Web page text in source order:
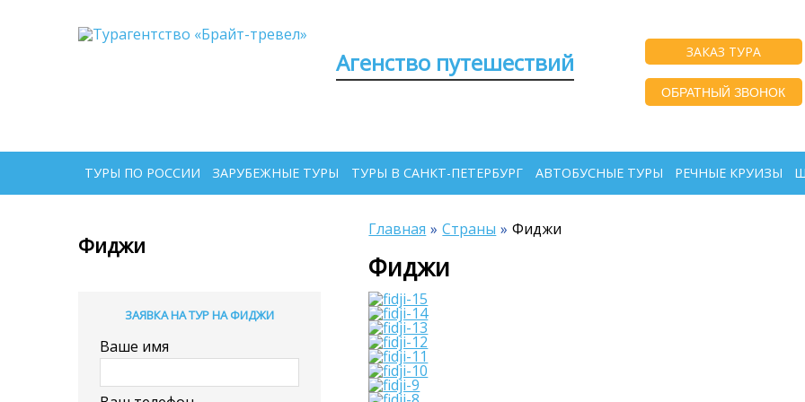
Агенство путешествий ЗАКАЗ ТУРА
ОБРАТНЫЙ ЗВОНОК
ТУРЫ ПО РОССИИ ЗАРУБЕЖНЫЕ ТУРЫ ТУРЫ В САНКТ-ПЕТЕРБУРГ АВТОБУСНЫЕ ТУРЫ РЕЧНЫЕ КРУИЗЫ
Главная Страны Фиджи
Фиджи
Фиджи
ЗАЯВКА НА ТУР НА ФИДЖИ
Ваше имя